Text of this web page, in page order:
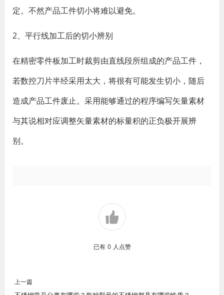
定。不然产品工件切小将难以避免。
2、平行线加工后的切小辨别
在精密零件板加工时裁剪由直线段所组成的产品工件，
若数控刀片半经采用太大，将很有可能发生切小，随后
造成产品工件废止。采用能够通过的程序编写矢量素材
与其说相对应调整矢量素材的标量积的正负极开展辨
别。
已有 0 人点赞
上一篇